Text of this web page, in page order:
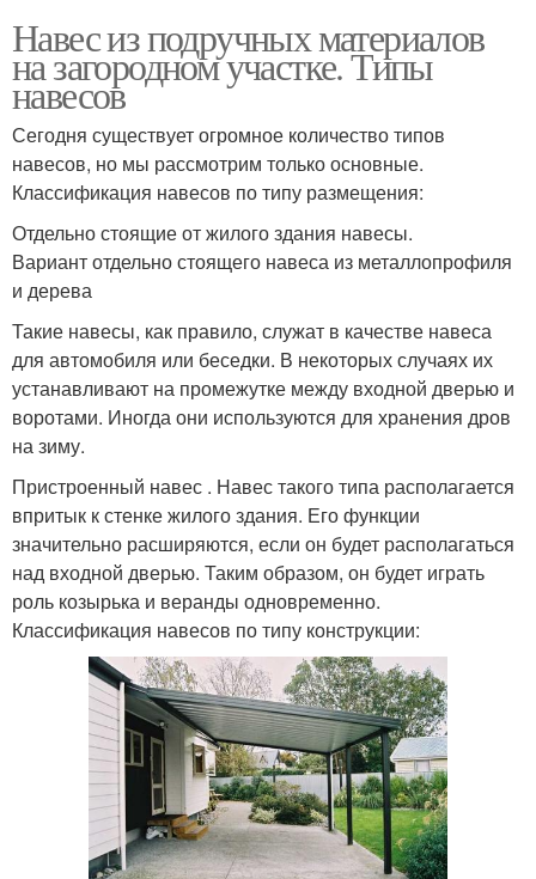
Навес из подручных материалов
на загородном участке. Типы
навесов
Сегодня существует огромное количество типов
навесов, но мы рассмотрим только основные.
Классификация навесов по типу размещения:
Отдельно стоящие от жилого здания навесы.
Вариант отдельно стоящего навеса из металлопрофиля
и дерева
Такие навесы, как правило, служат в качестве навеса
для автомобиля или беседки. В некоторых случаях их
устанавливают на промежутке между входной дверью и
воротами. Иногда они используются для хранения дров
на зиму.
Пристроенный навес . Навес такого типа располагается
впритык к стенке жилого здания. Его функции
значительно расширяются, если он будет располагаться
над входной дверью. Таким образом, он будет играть
роль козырька и веранды одновременно.
Классификация навесов по типу конструкции: